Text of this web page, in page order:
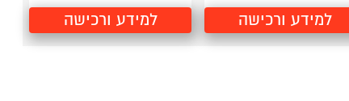
למידע ורכישה למידע ורכישה